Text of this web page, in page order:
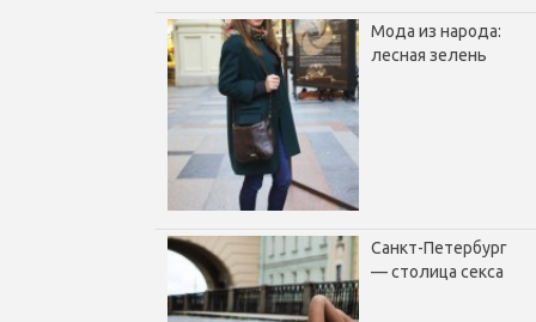
Мода из народа:
лесная зелень
Санкт-Петербург
— столица секса